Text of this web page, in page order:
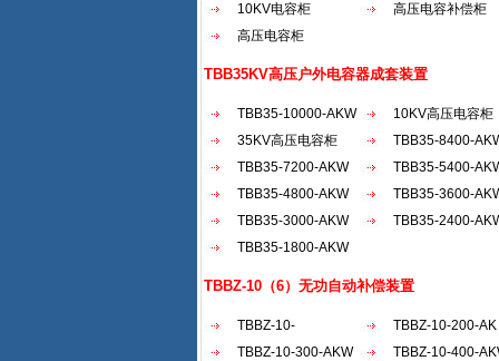
10KV电容柜
高压电容补偿柜
高压电容柜
TBB35KV高压户外电容器成套装置
TBB35-10000-AKW
10KV高压电容柜
35KV高压电容柜
TBB35-8400-
TBB35-7200-AKW
TBB35-5400-
TBB35-4800-AKW
TBB35-3600-
TBB35-3000-AKW
TBB35-2400-
TBB35-1800-AKW
TBBZ-10（6）无功自动补偿装置
TBBZ-10-
2100（30...
TBBZ-10-200-AK
TBBZ-10-300-AKW
TBBZ-10-400-